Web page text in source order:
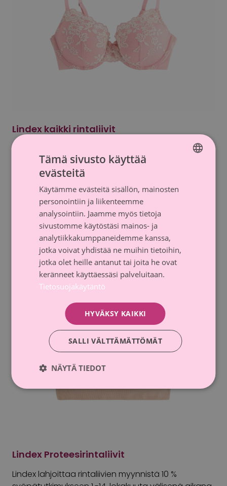
Lindex kaikki rintaliivit
syöpätutkimukseen 1.-14. lokakuuta välisenä aikana.
Tutustu
Lindex Proteesirintaliivit
Lindex lahjoittaa rintaliivien myynnistä 10 %
SWEDISH
Tämä sivusto käyttää
evästeitä
Käytämme evästeitä sisällön, mainosten
personointiin ja liikenteemme
analysointiin. Jaamme myös tietoja
sivustomme käytöstäsi mainos- ja
analytiikkakumppaneidemme kanssa,
jotka voivat yhdistää ne muihin tietoihin,
jotka olet heille antanut tai joita he ovat
keränneet käyttäessäsi palveluitaan.
Tietosuojakäytäntö
HYVÄKSY KAIKKI
SALLI VÄLTTÄMÄTTÖMÄT
NÄYTÄ TIEDOT